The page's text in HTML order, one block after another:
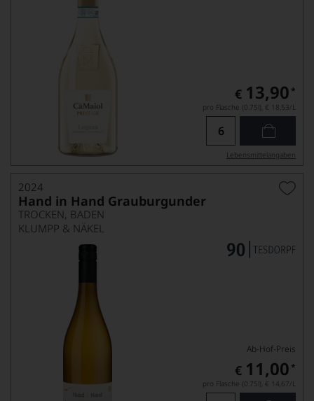
€ 13,90 *
pro Flasche (0.75l), € 18,53/L
Lebensmittel­angaben
2024
Hand in Hand Grauburgunder
TROCKEN, BADEN
KLUMPP & NÄKEL
Ab-Hof-Preis
€ 11,00 *
pro Flasche (0.75l), € 14,67/L